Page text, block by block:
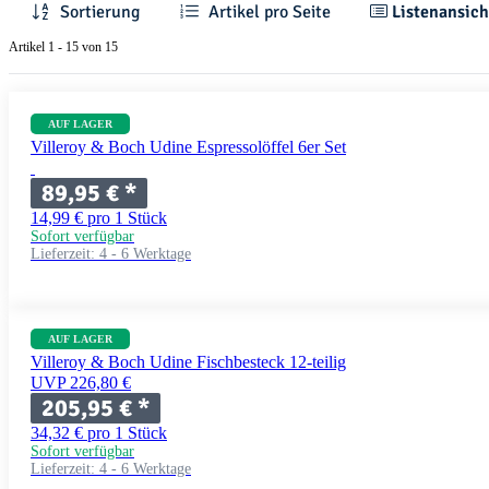
Sortierung Artikel pro Seite
Artikel 1 - 15 von 15
AUF LAGER
Villeroy & Boch Udine Espressolöffel 6er Set
89,95 € *
14,99 € pro 1 Stück
Sofort verfügbar
Lieferzeit: 4 - 6 Werktage
AUF LAGER
Villeroy & Boch Udine Fischbesteck 12-teilig
UVP 226,80 €
205,95 € *
34,32 € pro 1 Stück
Sofort verfügbar
Lieferzeit: 4 - 6 Werktage